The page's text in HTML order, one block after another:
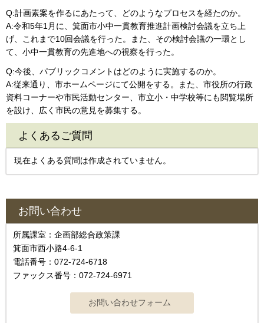
Q:計画素案を作るにあたって、どのようなプロセスを経たのか。
A:令和5年1月に、箕面市小中一貫教育推進計画検討会議を立ち上
げ、これまで10回会議を行った。また、その検討会議の一環とし
て、小中一貫教育の先進地への視察を行った。
Q:今後、パブリックコメントはどのように実施するのか。
A:従来通り、市ホームページにて公開をする。また、市役所の行政
資料コーナーや市民活動センター、市立小・中学校等にも閲覧場所
を設け、広く市民の意見を募集する。
よくあるご質問
現在よくある質問は作成されていません。
お問い合わせ
所属課室：企画部総合政策課
箕面市西小路4‐6‐1
電話番号：072-724-6718
ファックス番号：072-724-6971